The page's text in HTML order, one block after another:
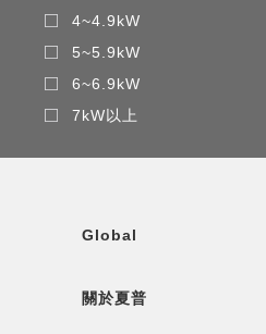
4~4.9kW
5~5.9kW
6~6.9kW
7kW以上
Global
關於夏普